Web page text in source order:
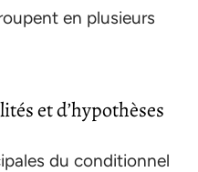
en plusieurs
et d’hypothèses
du conditionnel